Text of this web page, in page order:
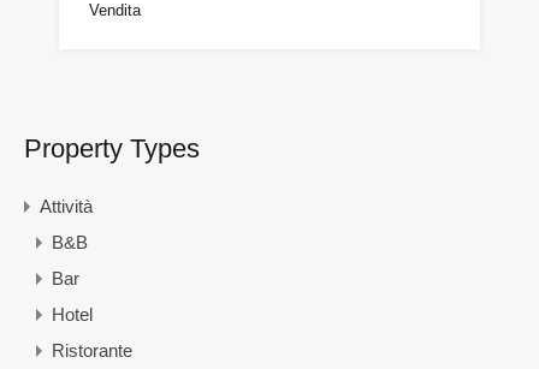
Vendita
Property Types
Attività
B&B
Bar
Hotel
Ristorante